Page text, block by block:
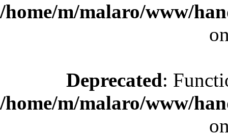
/home/m/malaro/www/
Deprecated:
/home/m/malaro/www/